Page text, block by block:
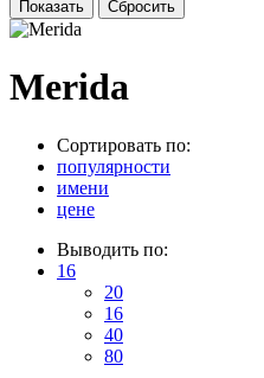
Merida
Сортировать по:
популярности
имени
цене
Выводить по:
16
20
16
40
80